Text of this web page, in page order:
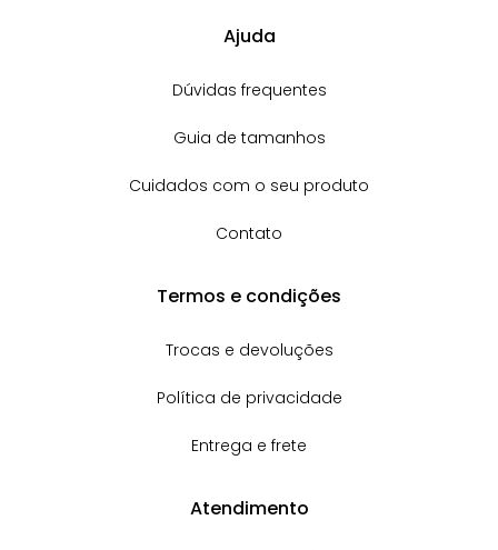
Ajuda
Dúvidas frequentes
Guia de tamanhos
Cuidados com o seu produto
Contato
Termos e condições
Trocas e devoluções
Política de privacidade
Entrega e frete
Atendimento